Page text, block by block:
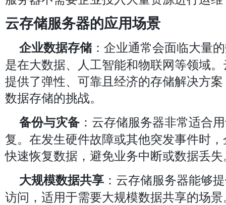
云存储服务器的应用场景
企业数据存储 ：企业通常会面临大量
是在大数据、人工智能和物联网等领域
提供了弹性、可靠且经济的存储解决方
数据存储的挑战。
备份与灾备 ：云存储服务器非常适合
复。在发生硬件故障或其他突发事件时
快速恢复数据，避免业务中断或数据丢失
大规模数据共享 ：云存储服务器能够
访问，适用于需要大规模数据共享的场